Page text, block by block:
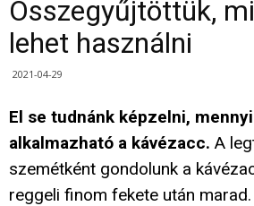
Összegyűjtöttük,
lehet használni
2021-04-29
El se tudnánk képzelni,
alkalmazható a kávézacc. A
szemétként gondolunk a
reggeli finom fekete után